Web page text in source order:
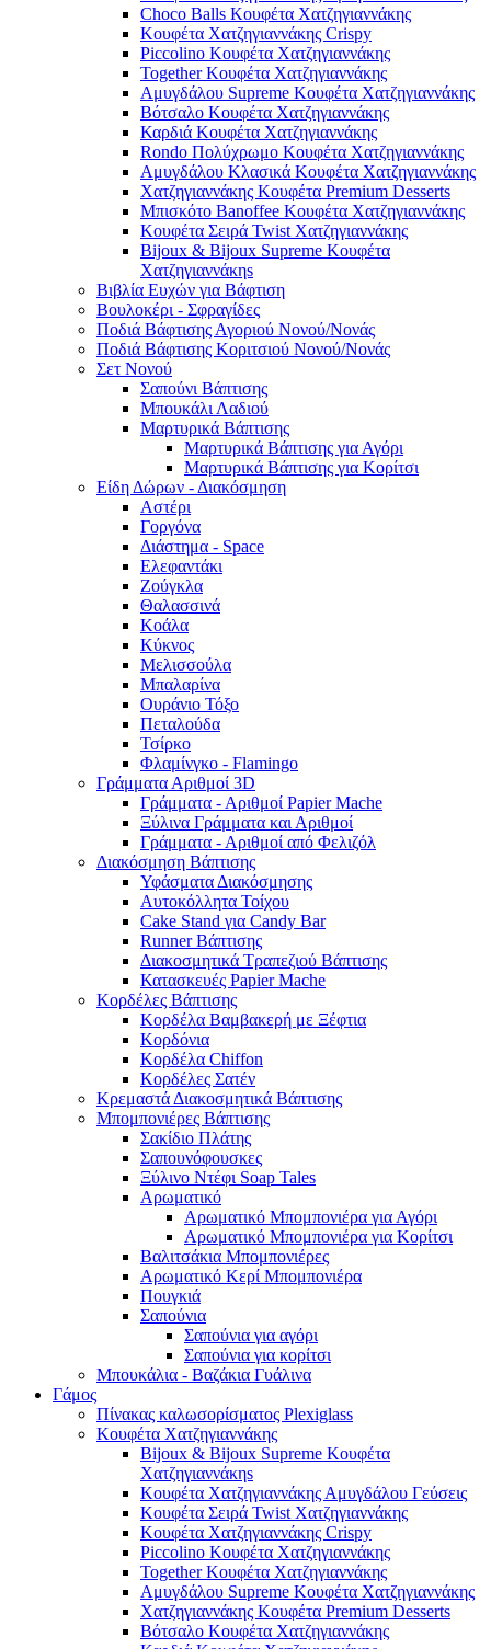
Choco Balls Κουφέτα Χατζηγιαννάκης
Κουφέτα Χατζηγιαννάκης Crispy
Piccolino Κουφέτα Χατζηγιαννάκης
Together Κουφέτα Χατζηγιαννάκης
Αμυγδάλου Supreme Κουφέτα Χατζηγιαννάκης
Βότσαλο Κουφέτα Χατζηγιαννάκης
Καρδιά Κουφέτα Χατζηγιαννάκης
Rondo Πολύχρωμο Κουφέτα Χατζηγιαννάκης
Αμυγδάλου Κλασικά Κουφέτα Χατζηγιαννάκης
Χατζηγιαννάκης Κουφέτα Premium Desserts
Μπισκότο Banoffee Κουφέτα Χατζηγιαννάκης
Κουφέτα Σειρά Twist Χατζηγιαννάκης
Bijoux & Bijoux Supreme Κουφέτα
Χατζηγιαννάκηs
Βιβλία Ευχών για Βάφτιση
Βουλοκέρι - Σφραγίδες
Ποδιά Βάφτισης Αγοριού Νονού/Νονάς
Ποδιά Βάφτισης Κοριτσιού Νονού/Νονάς
Σετ Νονού
Σαπούνι Βάπτισης
Μπουκάλι Λαδιού
Μαρτυρικά Βάπτισης
Μαρτυρικά Βάπτισης για Αγόρι
Μαρτυρικά Βάπτισης για Κορίτσι
Είδη Δώρων - Διακόσμηση
Αστέρι
Γοργόνα
Διάστημα - Space
Ελεφαντάκι
Ζούγκλα
Θαλασσινά
Κοάλα
Κύκνος
Μελισσούλα
Μπαλαρίνα
Ουράνιο Τόξο
Πεταλούδα
Τσίρκο
Φλαμίνγκο - Flamingo
Γράμματα Αριθμοί 3D
Γράμματα - Αριθμοί Papier Mache
Ξύλινα Γράμματα και Αριθμοί
Γράμματα - Αριθμοί από Φελιζόλ
Διακόσμηση Βάπτισης
Υφάσματα Διακόσμησης
Αυτοκόλλητα Τοίχου
Cake Stand για Candy Bar
Runner Βάπτισης
Διακοσμητικά Τραπεζιού Βάπτισης
Κατασκευές Papier Mache
Κορδέλες Βάπτισης
Κορδέλα Βαμβακερή με Ξέφτια
Κορδόνια
Κορδέλα Chiffon
Κορδέλες Σατέν
Κρεμαστά Διακοσμητικά Βάπτισης
Μπομπονιέρες Βάπτισης
Σακίδιο Πλάτης
Σαπουνόφουσκες
Ξύλινο Ντέφι Soap Tales
Αρωματικό
Αρωματικό Μπομπονιέρα για Αγόρι
Αρωματικό Μπομπονιέρα για Κορίτσι
Βαλιτσάκια Μπομπονιέρες
Αρωματικό Κερί Μπομπονιέρα
Πουγκιά
Σαπούνια
Σαπούνια για αγόρι
Σαπούνια για κορίτσι
Μπουκάλια - Βαζάκια Γυάλινα
Γάμος
Πίνακας καλωσορίσματος Plexiglass
Κουφέτα Χατζηγιαννάκης
Bijoux & Bijoux Supreme Κουφέτα
Χατζηγιαννάκηs
Κουφέτα Χατζηγιαννάκης Αμυγδάλου Γεύσεις
Κουφέτα Σειρά Twist Χατζηγιαννάκης
Κουφέτα Χατζηγιαννάκης Crispy
Piccolino Κουφέτα Χατζηγιαννάκης
Together Κουφέτα Χατζηγιαννάκης
Αμυγδάλου Supreme Κουφέτα Χατζηγιαννάκης
Χατζηγιαννάκης Κουφέτα Premium Desserts
Βότσαλο Κουφέτα Χατζηγιαννάκης